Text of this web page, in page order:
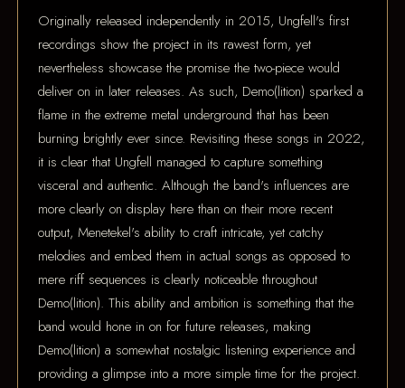
Originally released independently in 2015, Ungfell's first
recordings show the project in its rawest form, yet
nevertheless showcase the promise the two-piece would
deliver on in later releases. As such, Demo(lition) sparked a
flame in the extreme metal underground that has been
burning brightly ever since. Revisiting these songs in 2022,
it is clear that Ungfell managed to capture something
visceral and authentic. Although the band's influences are
more clearly on display here than on their more recent
output, Menetekel's ability to craft intricate, yet catchy
melodies and embed them in actual songs as opposed to
mere riff sequences is clearly noticeable throughout
Demo(lition). This ability and ambition is something that the
band would hone in on for future releases, making
Demo(lition) a somewhat nostalgic listening experience and
providing a glimpse into a more simple time for the project.